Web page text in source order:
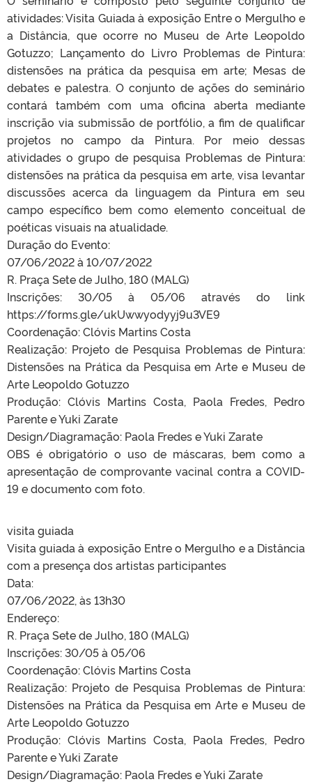
atividades: Visita Guiada à exposição Entre o Mergulho e
a Distância, que ocorre no Museu de Arte Leopoldo
Gotuzzo; Lançamento do Livro Problemas de Pintura:
distensões na prática da pesquisa em arte; Mesas de
debates e palestra. O conjunto de ações do seminário
contará também com uma oficina aberta mediante
inscrição via submissão de portfólio, a fim de qualificar
projetos no campo da Pintura. Por meio dessas
atividades o grupo de pesquisa Problemas de Pintura:
distensões na prática da pesquisa em arte, visa levantar
discussões acerca da linguagem da Pintura em seu
campo específico bem como elemento conceitual de
poéticas visuais na atualidade.
Duração do Evento:
07/06/2022 à 10/07/2022
R. Praça Sete de Julho, 180 (MALG)
Inscrições: 30/05 à 05/06 através do link
https://forms.gle/ukUwwyodyyj9u3VE9
Coordenação: Clóvis Martins Costa
Realização: Projeto de Pesquisa Problemas de Pintura:
Distensões na Prática da Pesquisa em Arte e Museu de
Arte Leopoldo Gotuzzo
Produção: Clóvis Martins Costa, Paola Fredes, Pedro
Parente e Yuki Zarate
Design/Diagramação: Paola Fredes e Yuki Zarate
OBS é obrigatório o uso de máscaras, bem como a
apresentação de comprovante vacinal contra a COVID-
19 e documento com foto.
visita guiada
Visita guiada à exposição Entre o Mergulho e a Distância
com a presença dos artistas participantes
Data:
07/06/2022, às 13h30
Endereço:
R. Praça Sete de Julho, 180 (MALG)
Inscrições: 30/05 à 05/06
Coordenação: Clóvis Martins Costa
Realização: Projeto de Pesquisa Problemas de Pintura:
Distensões na Prática da Pesquisa em Arte e Museu de
Arte Leopoldo Gotuzzo
Produção: Clóvis Martins Costa, Paola Fredes, Pedro
Parente e Yuki Zarate
Design/Diagramação: Paola Fredes e Yuki Zarate